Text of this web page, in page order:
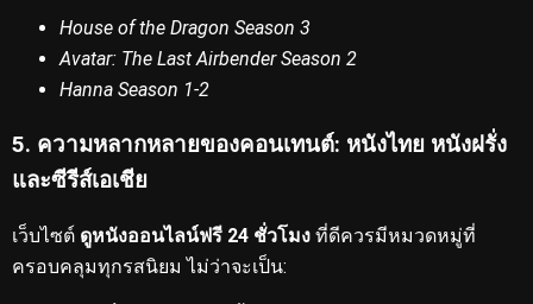
House of the Dragon Season 3
Avatar: The Last Airbender Season 2
Hanna Season 1-2
5. ความหลากหลายของคอนเทนต์: หนังไทย หนังฝรั่ง
และซีรีส์เอเชีย
เว็บไซต์ ดูหนังออนไลน์ฟรี 24 ชั่วโมง ที่ดีควรมีหมวดหมู่ที่
ครอบคลุมทุกรสนิยม ไม่ว่าจะเป็น: